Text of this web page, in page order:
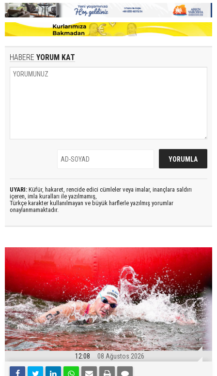
HABERE YORUM KAT
UYARI: Küfür, hakaret, rencide edici cümleler veya imalar, inançlara saldırı
içeren, imla kuralları ile yazılmamış,
Türkçe karakter kullanılmayan ve büyük harflerle yazılmış yorumlar
onaylanmamaktadır.
12:08 08 Ağustos 2026